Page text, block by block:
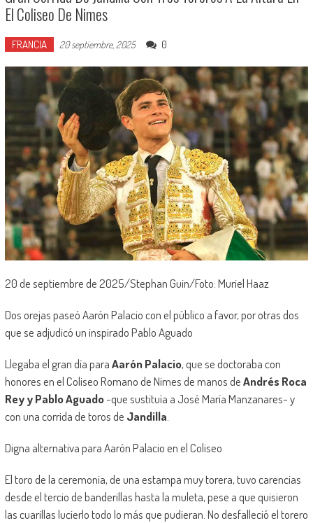
El Coliseo De Nimes
FRANCIA 20 septiembre, 2025 0
20 de septiembre de 2025/Stephan Guin/Foto: Muriel Haaz
Dos orejas paseó Aarón Palacio con el público a favor, por otras dos
que se adjudicó un inspirado Pablo Aguado
Llegaba el gran día paraAarón Palacio, que se doctoraba con
honores en el Coliseo Romano de Nimes de manos deAndrés Roca
Rey y Pablo Aguado-que sustituía a José María Manzanares- y
con una corrida de toros de Jandilla
Digna alternativa para Aarón Palacio en el Coliseo
El toro de la ceremonia, de una estampa muy torera, tuvo carencias
desde el tercio de banderillas hasta la muleta, pese a que quisieron
las cuarillas lucierlo todo lo más que pudieran. No desfalleció el torero